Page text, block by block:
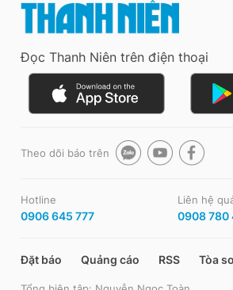
Đọc Thanh Niên trên điện thoại
Theo dõi báo trên
Hotline
0906 645 777
Liên hệ
0908 780
Đặt báo Quảng cáo RSS Tòa